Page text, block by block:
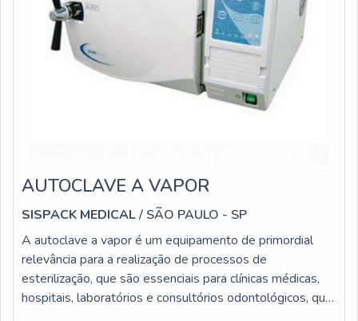
AUTOCLAVE A VAPOR
SISPACK MEDICAL/ SÃO PAULO - SP
A autoclave a vapor é um equipamento de primordial
relevância para a realização de processos de
esterilização, que são essenciais para clínicas médicas,
hospitais, laboratórios e consultórios odontológicos, que